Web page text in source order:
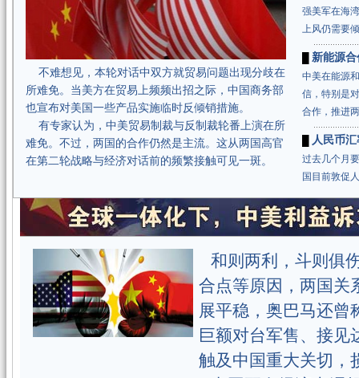
不难想见，本轮对话中双方就贸易问题出现分歧在
所难免。当美方在贸易上频频出招之际，中国商务部
也宣布对美国一些产品实施临时反倾销措施。
有专家认为，中美贸易制裁与反制裁轮番上演在所
难免。不过，两国的合作仍然是主流。这从两国高官
在第二轮战略与经济对话前的频繁接触可见一斑。
强美军在海
上风仍需要
新能源
中美在能源
信，特别是
合作，推进
人民币
过去几个月
国目前敦促
和则两利，斗则俱
合点等原因，两国关
展平稳，奥巴马还曾
巨额对台军售、接见
触及中国重大关切，